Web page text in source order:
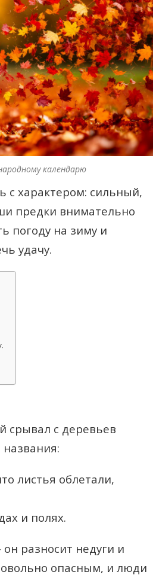
календарю
с характером: сильный,
предки внимательно
погоду на зиму и
удачу.
срывал с деревьев
листья облетали,
и полях.
разносит недуги и
опасным, и люди